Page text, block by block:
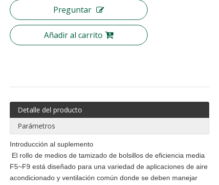
Preguntar
Añadir al carrito
Detalle del producto
Parámetros
Introducción al suplemento
El rollo de medios de tamizado de bolsillos de eficiencia media
F5~F9 está diseñado para una variedad de aplicaciones de aire
acondicionado y ventilación común donde se deben manejar